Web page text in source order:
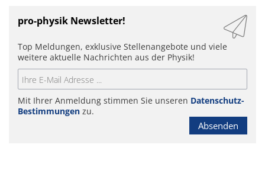
pro-physik Newsletter!
Top Meldungen, exklusive Stellenangebote und viele
weitere aktuelle Nachrichten aus der Physik!
Mit Ihrer Anmeldung stimmen Sie unseren Datenschutz-
Bestimmungen zu.
Absenden